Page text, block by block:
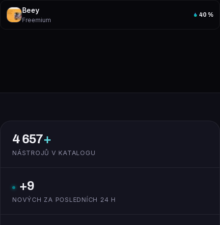
Beey
Freemium
40 %
4 657+
NÁSTROJŮ V KATALOGU
+9
NOVÝCH ZA POSLEDNÍCH 24 H